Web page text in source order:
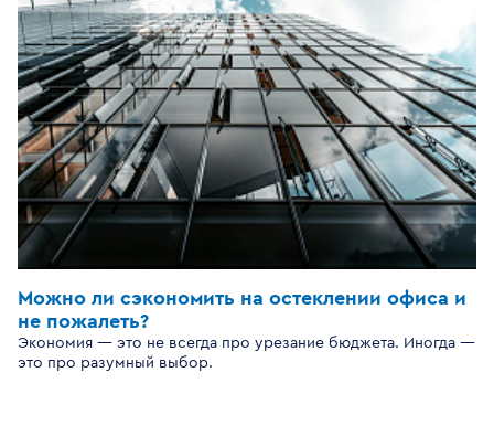
Можно ли сэкономить на остеклении офиса и
не пожалеть?
Экономия — это не всегда про урезание бюджета. Иногда —
это про разумный выбор.